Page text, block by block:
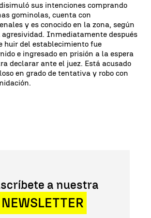
sus intenciones comprando
gominolas, cuenta con
y es conocido en la zona, según
agresividad. Inmediatamente después
huir del establecimiento fue
e ingresado en prisión a la espera
declarar ante el juez. Está acusado
en grado de tentativa y robo con
a nuestra
NEWSLETTER